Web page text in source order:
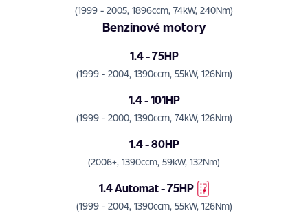
(1999 - 2005, 1896ccm, 74kW, 240Nm)
Benzinové motory
1.4 - 75HP
(1999 - 2004, 1390ccm, 55kW, 126Nm)
1.4 - 101HP
(1999 - 2000, 1390ccm, 74kW, 126Nm)
1.4 - 80HP
(2006+, 1390ccm, 59kW, 132Nm)
1.4 Automat - 75HP
(1999 - 2004, 1390ccm, 55kW, 126Nm)